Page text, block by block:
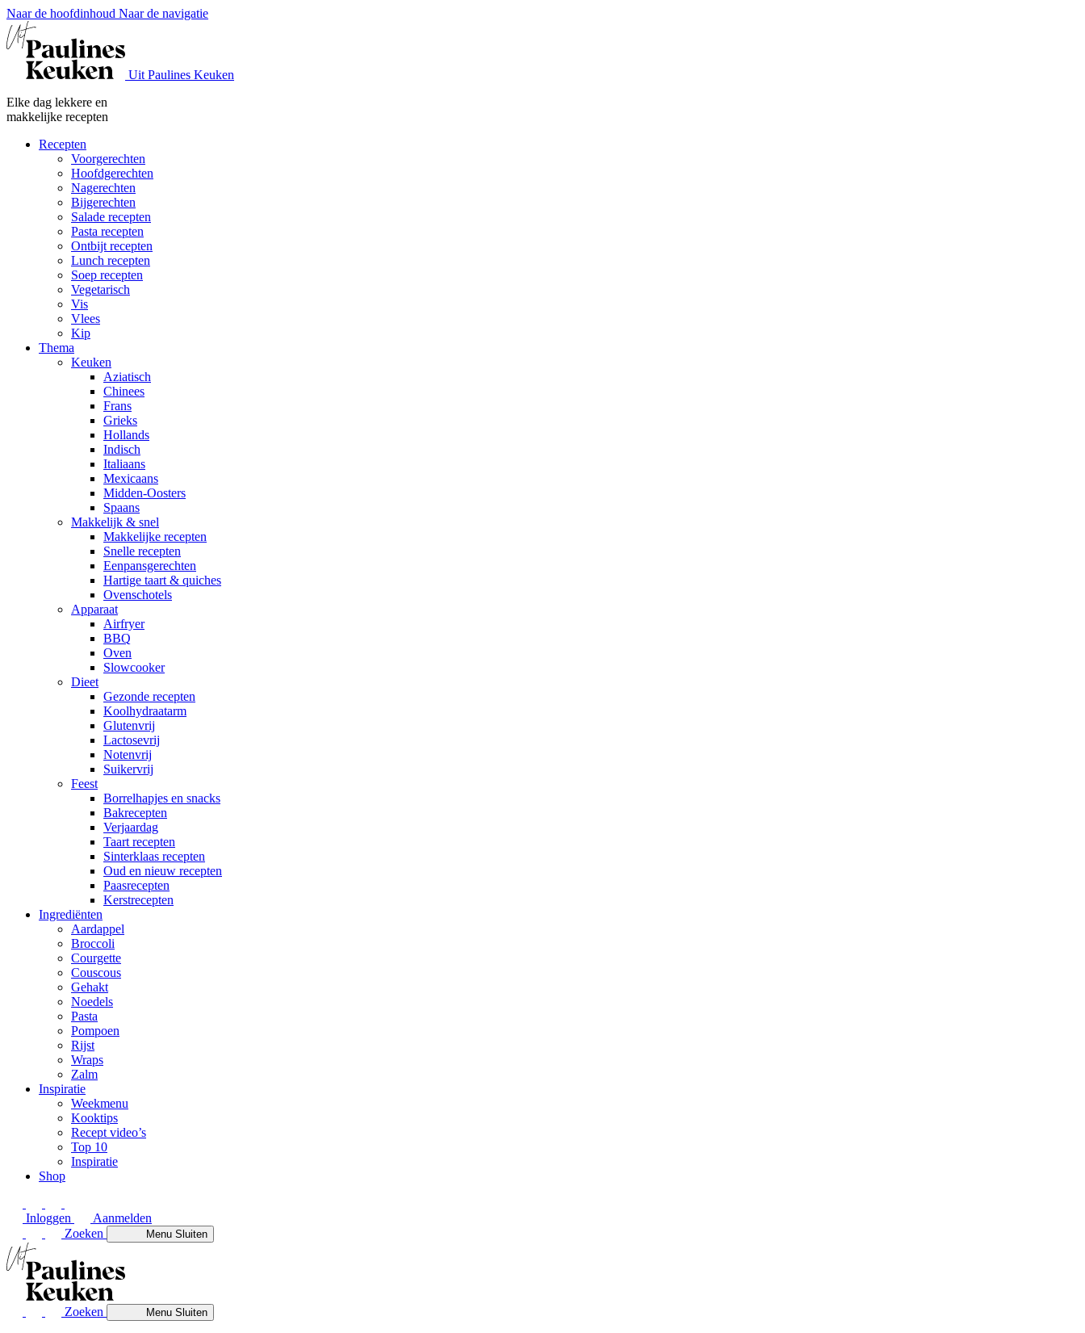
Naar de hoofdinhoud Naar de navigatie
Uit Paulines Keuken
Elke dag lekkere en
makkelijke recepten
Recepten
Voorgerechten
Hoofdgerechten
Nagerechten
Bijgerechten
Salade recepten
Pasta recepten
Ontbijt recepten
Lunch recepten
Soep recepten
Vegetarisch
Vis
Vlees
Kip
Thema
Keuken
Aziatisch
Chinees
Frans
Grieks
Hollands
Indisch
Italiaans
Mexicaans
Midden-Oosters
Spaans
Makkelijk & snel
Makkelijke recepten
Snelle recepten
Eenpansgerechten
Hartige taart & quiches
Ovenschotels
Apparaat
Airfryer
BBQ
Oven
Slowcooker
Dieet
Gezonde recepten
Koolhydraatarm
Glutenvrij
Lactosevrij
Notenvrij
Suikervrij
Feest
Borrelhapjes en snacks
Bakrecepten
Verjaardag
Taart recepten
Sinterklaas recepten
Oud en nieuw recepten
Paasrecepten
Kerstrecepten
Ingrediënten
Aardappel
Broccoli
Courgette
Couscous
Gehakt
Noedels
Pasta
Pompoen
Rijst
Wraps
Zalm
Inspiratie
Weekmenu
Kooktips
Recept video’s
Top 10
Inspiratie
Shop
Inloggen
Aanmelden
Zoeken
MenuSluiten
Zoeken MenuSluiten